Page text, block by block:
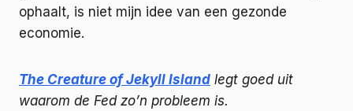
ophaalt, is niet mijn idee van een gezonde
economie.
The Creature of Jekyll Island legt goed uit
waarom de Fed zo’n probleem is.